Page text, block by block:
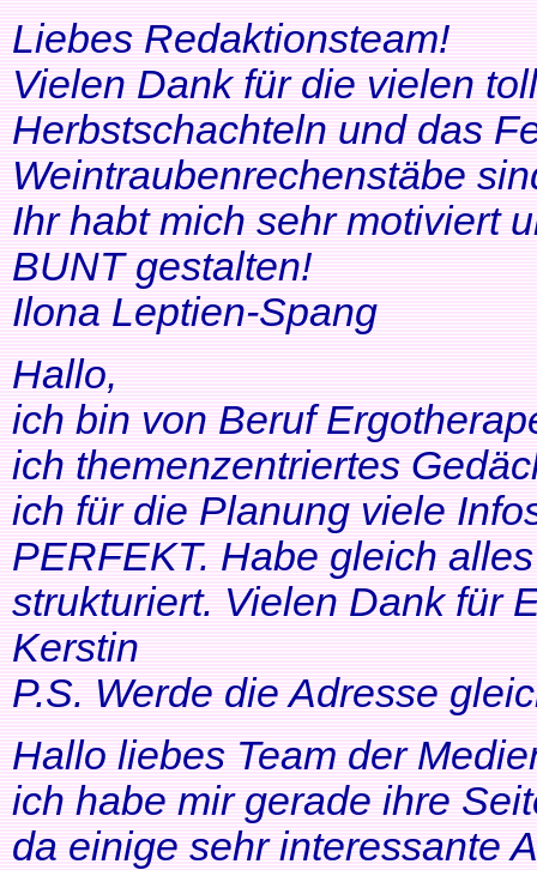
Liebes Redaktionsteam!
Vielen Dank für die vielen
Herbstschachteln und das
Weintraubenrechenstäbe
Ihr habt mich sehr motiviert
BUNT gestalten!
Ilona Leptien-Spang
Hallo,
ich bin von Beruf
ich themenzentriertes
ich für die Planung viele
PERFEKT. Habe gleich
strukturiert. Vielen Dank für
Kerstin
P.S. Werde die Adresse
Hallo liebes Team der
ich habe mir gerade ihre
da einige sehr interessante